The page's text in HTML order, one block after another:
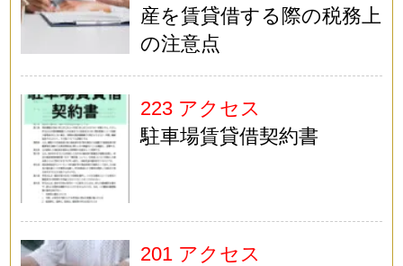
産を賃貸借する際の税務上
の注意点
223 アクセス
駐車場賃貸借契約書
201 アクセス